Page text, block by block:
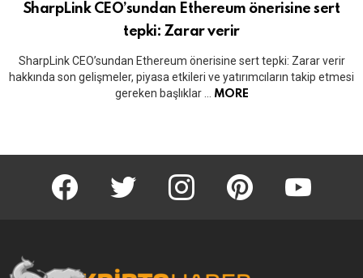
SharpLink CEO’sundan Ethereum önerisine sert
tepki: Zarar verir
SharpLink CEO’sundan Ethereum önerisine sert tepki: Zarar verir
hakkında son gelişmeler, piyasa etkileri ve yatırımcıların takip etmesi
gereken başlıklar …
MORE
KriptoHaber Facebook
KriptoHaber TwitterKriptoHaber Instagram
pinterest